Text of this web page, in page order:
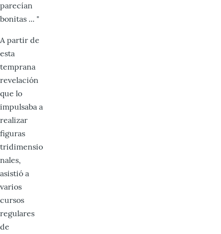
parecían
bonitas ... "
A partir de
esta
temprana
revelación
que lo
impulsaba a
realizar
figuras
tridimensio
nales,
asistió a
varios
cursos
regulares
de